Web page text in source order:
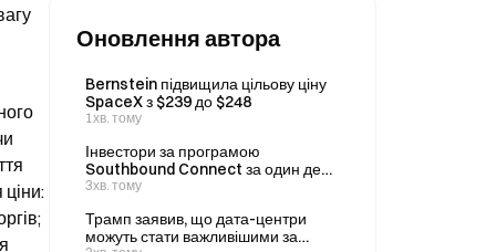
Оновлення автора
Bernstein підвищила цільову ціну
SpaceX з $239 до $248
1хв. тому
Інвестори за програмою
Southbound Connect за один день
придбали акції MINIMAX-W на
обсяг за два дні перевищив 4,9
млрд HKD.
3хв. тому
Трамп заявив, що дата-центри
можуть стати важливішими за